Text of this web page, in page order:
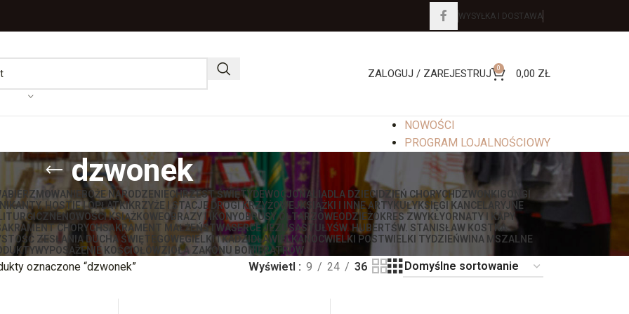
WYSYŁKA I DOSTAWA
ZALOGUJ / ZAREJESTRUJ 0 0,00 ZŁ
NOWOŚCI
PROGRAM LOJALNOŚCIOWY
dzwonek
BIERZMOWANIE BOŻE NARODZENIECHRZEST ŚWIĘTYDEWOCJONALIADLA DZIECI DZIEŃ CHORYCH DZWONKI GONGI
HOSTIE I OPŁATKIKRZYŻE I STACJE DROGI KRZYŻOWEJKSIĄŻKI I INNE ARTYKUŁYKSIĘGI KANCELARYJNE
NOWOŚCI KSIĄŻKOWEOBRAZY I IKONYOBRUSY OŁTARZOWEODZIEŻOKRES ZWYKŁYORNATY I KAPY
CHORYCHSAKRAMENT MAŁŻEŃSTWASERCE JEZUSASTUŁYŚW. HUBERTŚW. STANISŁAW KOSTKA
ZESŁANIA DUCHA ŚWIĘTEGO WĘGIELKI I KADZIDŁAWIELKANOCWIELKI POSTWIELKI TYDZIEŃWINA MSZALNE
WYPOSAŻENIE KOŚCIOŁÓWZIOŁA ZAKONU BONIFRATRÓW
oznaczone “dzwonek” Wyświetl 9 24 36